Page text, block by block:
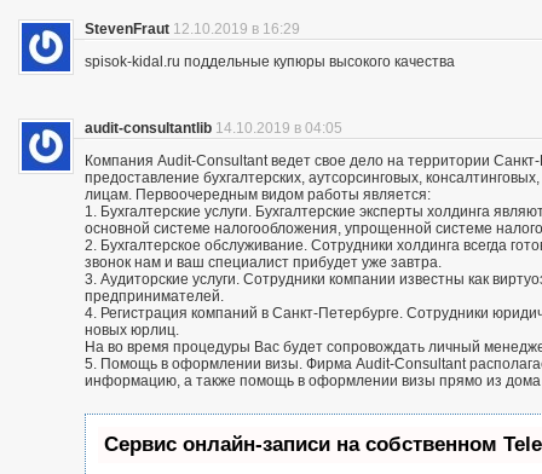
StevenFraut 12.10.2019 в 16:29
spisok-kidal.ru поддельные купюры высокого качества
audit-consultantlib 14.10.2019 в 04:05
Компания Audit-Consultant ведет свое дело на территории
предоставление бухгалтерских, аутсорсинговых,
лицам. Первоочередным видом работы является:
1. Бухгалтерские услуги. Бухгалтерские эксперты холдинга
основной системе налогообложения, упрощенной системе
2. Бухгалтерское обслуживание. Сотрудники холдинга всегда
звонок нам и ваш специалист прибудет уже завтра.
3. Аудиторские услуги. Сотрудники компании известны как
предпринимателей.
4. Регистрация компаний в Санкт-Петербурге. Сотрудники
новых юрлиц.
На во время процедуры Вас будет сопровождать личный
5. Помощь в оформлении визы. Фирма Audit-Consultant
информацию, а также помощь в оформлении визы прямо из
Сервис онлайн-записи на собственном